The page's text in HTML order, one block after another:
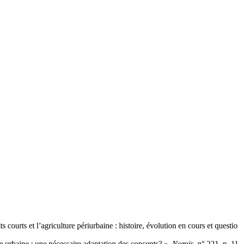
courts et l’agriculture périurbaine : histoire, évolution en cours et